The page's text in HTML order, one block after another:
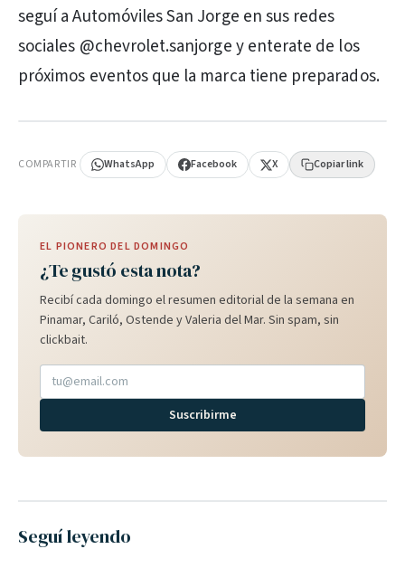
seguí a Automóviles San Jorge en sus redes
sociales @chevrolet.sanjorge y enterate de los
próximos eventos que la marca tiene preparados.
COMPARTIR WhatsApp Facebook X Copiar link
EL PIONERO DEL DOMINGO
¿Te gustó esta nota?
Recibí cada domingo el resumen editorial de la semana en
Pinamar, Cariló, Ostende y Valeria del Mar. Sin spam, sin
clickbait.
Suscribirme
Seguí leyendo